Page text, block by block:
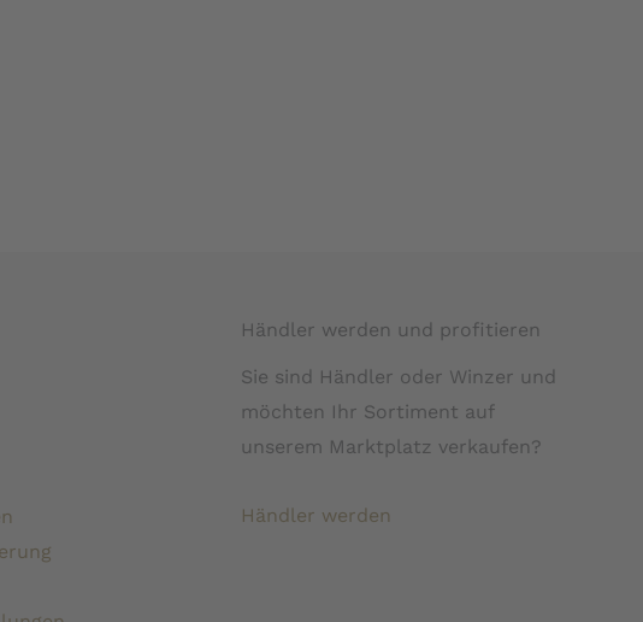
Händler werden und profitieren
Sie sind Händler oder Winzer und
möchten Ihr Sortiment auf
unserem Marktplatz verkaufen?
Händler werden